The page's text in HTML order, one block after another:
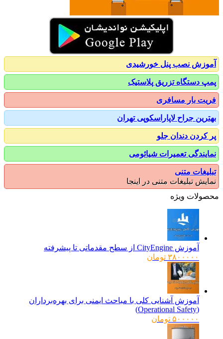
نصب پنل خورشیدی
دستگاه تزریق پلاستیک
بار مسافری
جراح لاپاراسکوپی تهران
دندان جلو
تعمیرات شیائومی
متنی
تبلیغات متنی در اینجا
ویژه
آموزش CityEngine از سطح مقدماتی تا پیشرفته
۳۸۰۰۰۰۰ تومان
آموزش آشنایی کلی با مباحث ایمنی برای بهره‌برداران
۵۰۰۰۰۰ تومان